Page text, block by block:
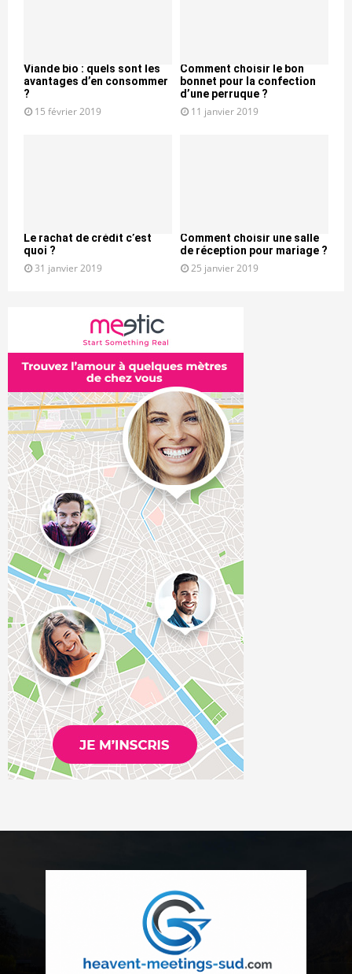
Viande bio : quels sont les
avantages d’en consommer
?
15 février 2019
Comment choisir le bon
bonnet pour la confection
d’une perruque ?
11 janvier 2019
Le rachat de crédit c’est
quoi ?
31 janvier 2019
Comment choisir une salle
de réception pour mariage ?
25 janvier 2019